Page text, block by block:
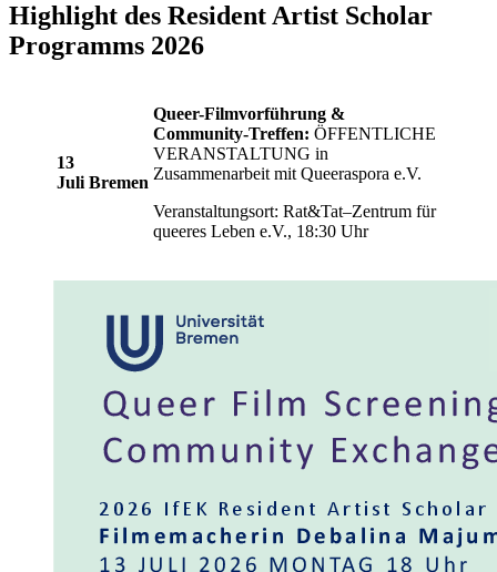
Highlight des Resident Artist Scholar
Programms 2026
13
Juli Bremen
Queer-Filmvorführung &
Community-Treffen: ÖFFENTLICHE
VERANSTALTUNG in
Zusammenarbeit mit Queeraspora e.V.
Veranstaltungsort: Rat&Tat–Zentrum für
queeres Leben e.V., 18:30 Uhr